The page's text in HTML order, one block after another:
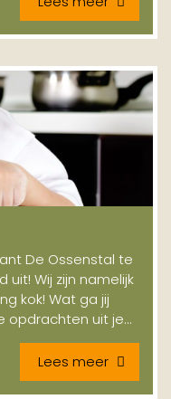
De Ossenstal te
Wij zijn namelijk
kok! Wat ga jij
opdrachten uit je...
Lees meer